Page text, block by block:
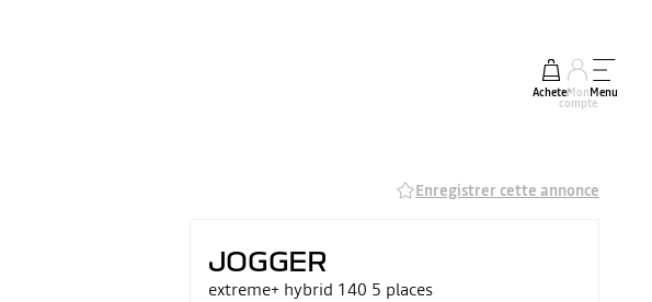
AcheterMon
compte
Menu
Enregistrer cette annonce
JOGGER
extreme+ hybrid 140 5 places